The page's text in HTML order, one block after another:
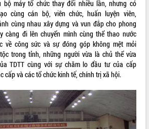
miễn phí
Pui
kỳ
Việt
chương
bộ máy tổ chức thay đổi nhiều lần, nhưng có
cùng cán bộ, viên chức, huấn luyện viên,
cùng nhau xây dựng và vun đắp cho phong
càng đi lên chuyển mình cùng thể thao nước
về công sức và sự đóng góp không mệt mỏi
trong tỉnh, những người vừa là chủ thể vừa
TDTT cùng với sự chăm lo đầu tư của cấp
cấp và các tổ chức kinh tế, chính trị xã hội.